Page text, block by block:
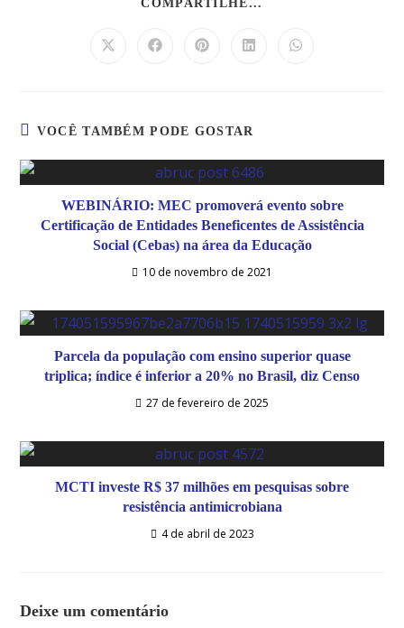
COMPARTILHE...
VOCÊ TAMBÉM PODE GOSTAR
WEBINÁRIO: MEC promoverá evento sobre
Certificação de Entidades Beneficentes de Assistência
Social (Cebas) na área da Educação
10 de novembro de 2021
Parcela da população com ensino superior quase
triplica; índice é inferior a 20% no Brasil, diz Censo
27 de fevereiro de 2025
MCTI investe R$ 37 milhões em pesquisas sobre
resistência antimicrobiana
4 de abril de 2023
Deixe um comentário